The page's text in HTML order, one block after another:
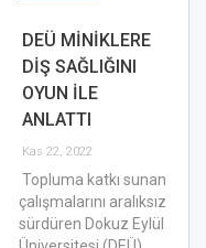
DEÜ MİNİKLERE
DİŞ SAĞLIĞINI
OYUN İLE
ANLATTI
Kas 22, 2022
Topluma katkı sunan
çalışmalarını aralıksız
sürdüren Dokuz Eylül